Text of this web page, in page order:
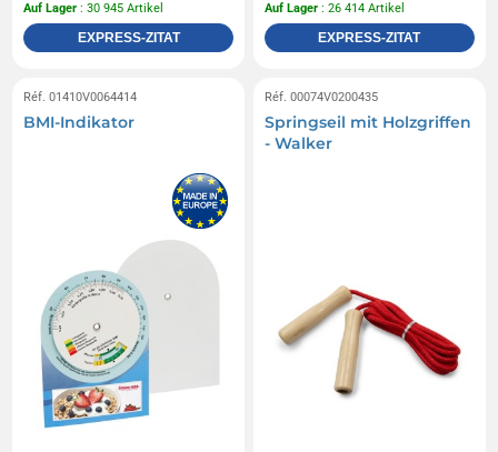
Auf Lager : 30 945 Artikel
EXPRESS-ZITAT
Auf Lager : 26 414 Artikel
EXPRESS-ZITAT
Réf. 01410V0064414
BMI-Indikator
Réf. 00074V0200435
Springseil mit Holzgriffen
- Walker